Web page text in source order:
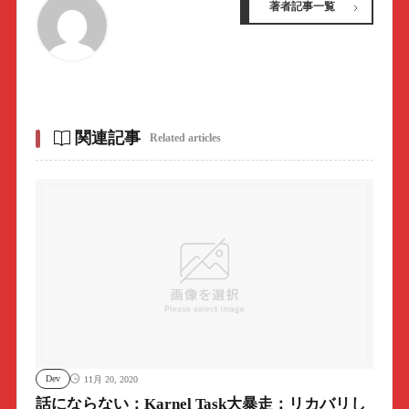
著者記事一覧
関連記事 Related articles
Dev 11月 20, 2020
話にならない：Karnel Task大暴走：リカバリし